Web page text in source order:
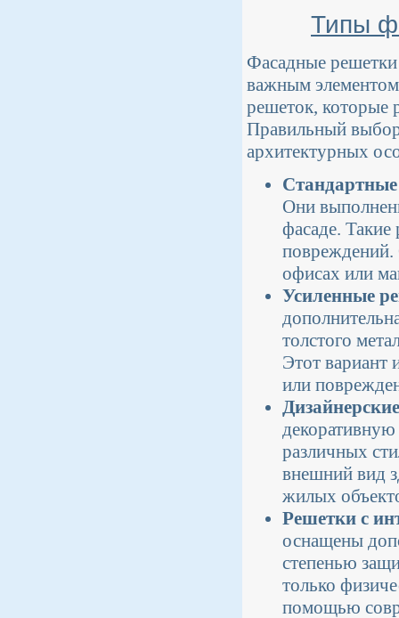
Типы
Фасадные
важным элементом
решеток, которые
Правильный
архитектурных
Они
фасаде.
повреждений.
офисах или
Усиленные
толстого
Этот вариант
или
различных
внешний вид
жилых
Решетки с
оснащены
степенью
только
помощью